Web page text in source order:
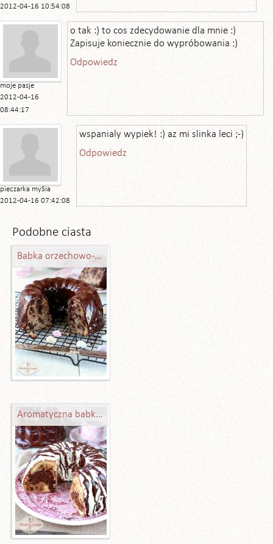
2012-04-16 10:54:08
moje pasje
2012-04-16
08:44:17
o tak :) to cos zdecydowanie dla mnie :)
Zapisuje koniecznie do wypróbowania :)
Odpowiedz
pieczarka mySia
2012-04-16 07:42:08
wspanialy wypiek! :) az mi slinka leci ;-)
Odpowiedz
Podobne ciasta
Babka orzechowo-truflowa
Aromatyczna babka czekoladowo-pomarańczowo-migdałowa